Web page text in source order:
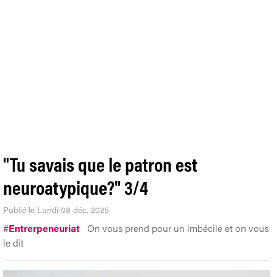
"Tu savais que le patron est
neuroatypique?" 3/4
Publié le Lundi 08 déc. 2025
#Entrerpeneuriat On vous prend pour un imbécile et on vous
le dit